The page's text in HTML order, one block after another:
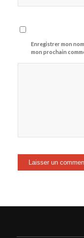
Enregistrer mon
mon prochain